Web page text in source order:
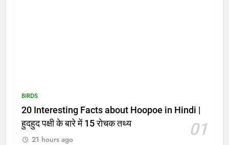
BIRDS
20 Interesting Facts about Hoopoe in Hindi |
हुदहुद पक्षी के बारे में 15 रोचक तथ्य
01
21 hours ago